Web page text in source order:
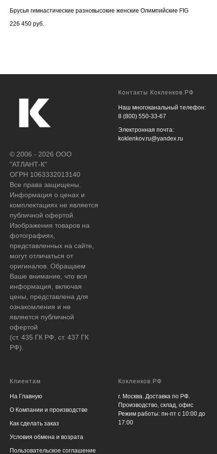
Брусья гимнастические разновысокие женские Олимпийские FIG
226 450 руб.
© 2006 - 2026 ООО
"АТЛАНТ-К"
ОГРН 1063332013140
Все права защищены.
Информация о ценах и
комплектациях не является
публичной офертой.
Изображения товаров на
фотографиях,
представленных на сайте,
могут отличаться от
оригиналов. Обращаем
Ваше внимание, что вся
информация, включая
цены, представлена для
ознакомления и не
является публичной
офертой
(ст. 435 ГК РФ, ст. 437 ГК
РФ).
Контакты Кокленков.РФ
Наш многоканальный телефон:
8 (800) 550-33-67
Электронная почта:
koklenkov.ru@yandex.ru
Клиентам
На Главную
О Компании и производстве
Как сделать заказ
Условия обмена и возрата
Пользовательское соглашение
Кокленков.РФ
г. Москва. Доставка по РФ.
Производство, склад, офис
Режим работы: пн-пт с 10:00 до
17:00